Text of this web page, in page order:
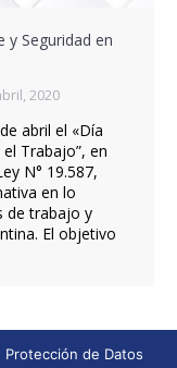
y Seguridad en
2020
abril el «Día
Trabajo”, en
N° 19.587,
en lo
de trabajo y
El objetivo
Protección de Datos